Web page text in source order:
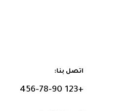
اتصل بنا:
+123 456-78-90